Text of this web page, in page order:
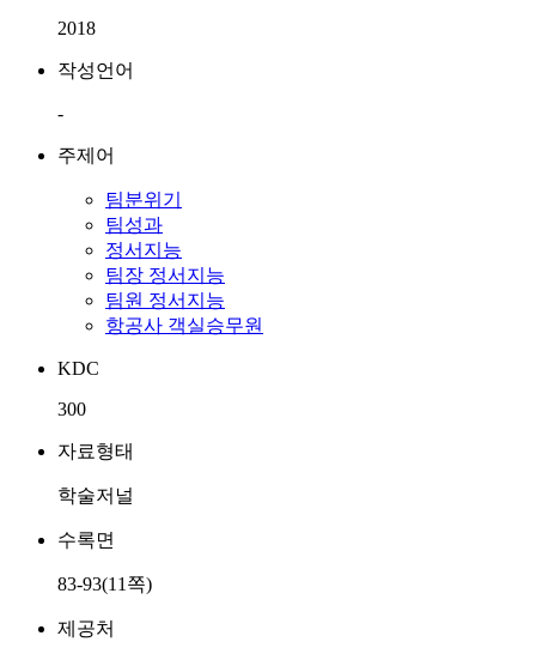
2018
작성언어
-
주제어
팀분위기
팀성과
정서지능
팀장 정서지능
팀원 정서지능
항공사 객실승무원
KDC
300
자료형태
학술저널
수록면
83-93(11쪽)
제공처